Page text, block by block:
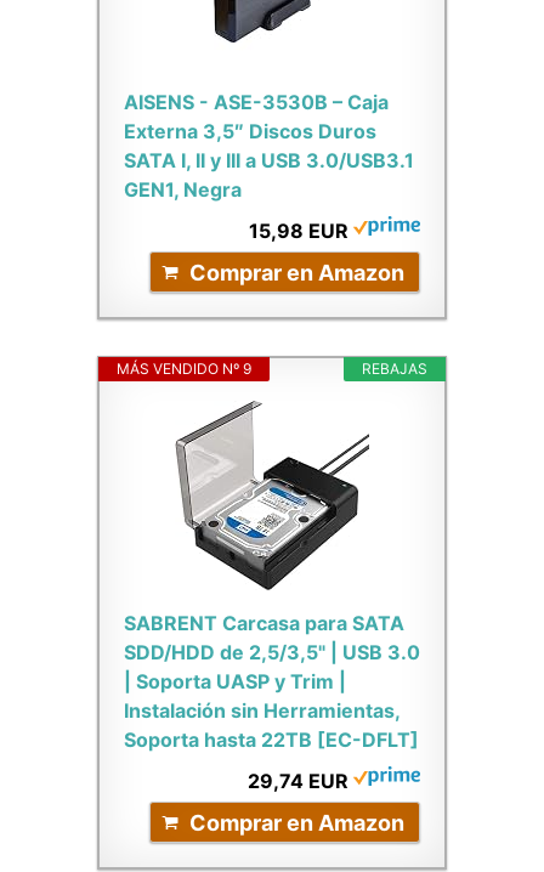
AISENS - ASE-3530B – Caja
Externa 3,5″ Discos Duros
SATA I, II y III a USB 3.0/USB3.1
GEN1, Negra
15,98 EUR
Comprar en Amazon
REBAJAS
MÁS VENDIDO Nº 9
SABRENT Carcasa para SATA
SDD/HDD de 2,5/3,5" | USB 3.0
| Soporta UASP y Trim |
Instalación sin Herramientas,
Soporta hasta 22TB [EC-DFLT]
29,74 EUR
Comprar en Amazon